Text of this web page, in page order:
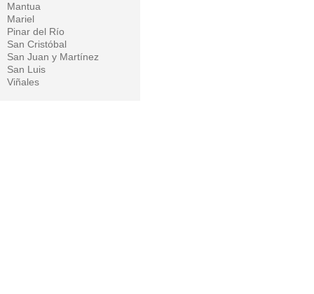
Mantua
Mariel
Pinar del Río
San Cristóbal
San Juan y Martínez
San Luis
Viñales